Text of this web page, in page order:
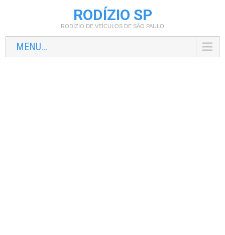
RODÍZIO SP
RODÍZIO DE VEÍCULOS DE SÃO PAULO
MENU...